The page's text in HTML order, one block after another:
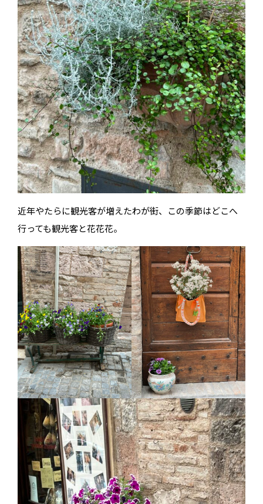
近年やたらに観光客が増えたわが街、この季節はどこへ
行っても観光客と花花花。